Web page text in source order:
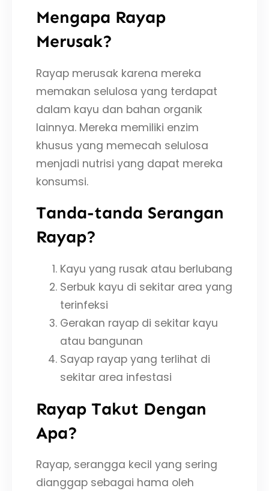
Mengapa Rayap
Merusak?
Rayap merusak karena mereka
memakan selulosa yang terdapat
dalam kayu dan bahan organik
lainnya. Mereka memiliki enzim
khusus yang memecah selulosa
menjadi nutrisi yang dapat mereka
konsumsi.
Tanda-tanda Serangan
Rayap?
Kayu yang rusak atau berlubang
Serbuk kayu di sekitar area yang
terinfeksi
Gerakan rayap di sekitar kayu
atau bangunan
Sayap rayap yang terlihat di
sekitar area infestasi
Rayap Takut Dengan
Apa?
Rayap, serangga kecil yang sering
dianggap sebagai hama oleh